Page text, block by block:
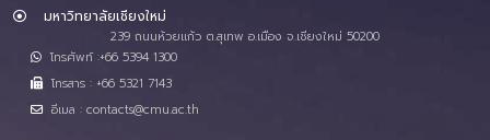
มหาวิทยาลัยเชียงใหม่
239 ถนนห้วยแก้ว ต.สุเทพ อ.เมือง จ.เชียงใหม่ 50200
โทรศัพท์ :+66 5394 1300
โทรสาร : +66 5321 7143
อีเมล : contacts@cmu.ac.th